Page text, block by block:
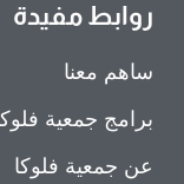
روابط مفيدة
ساهم معنا
برامج جمعية
عن جمعية فلوكا